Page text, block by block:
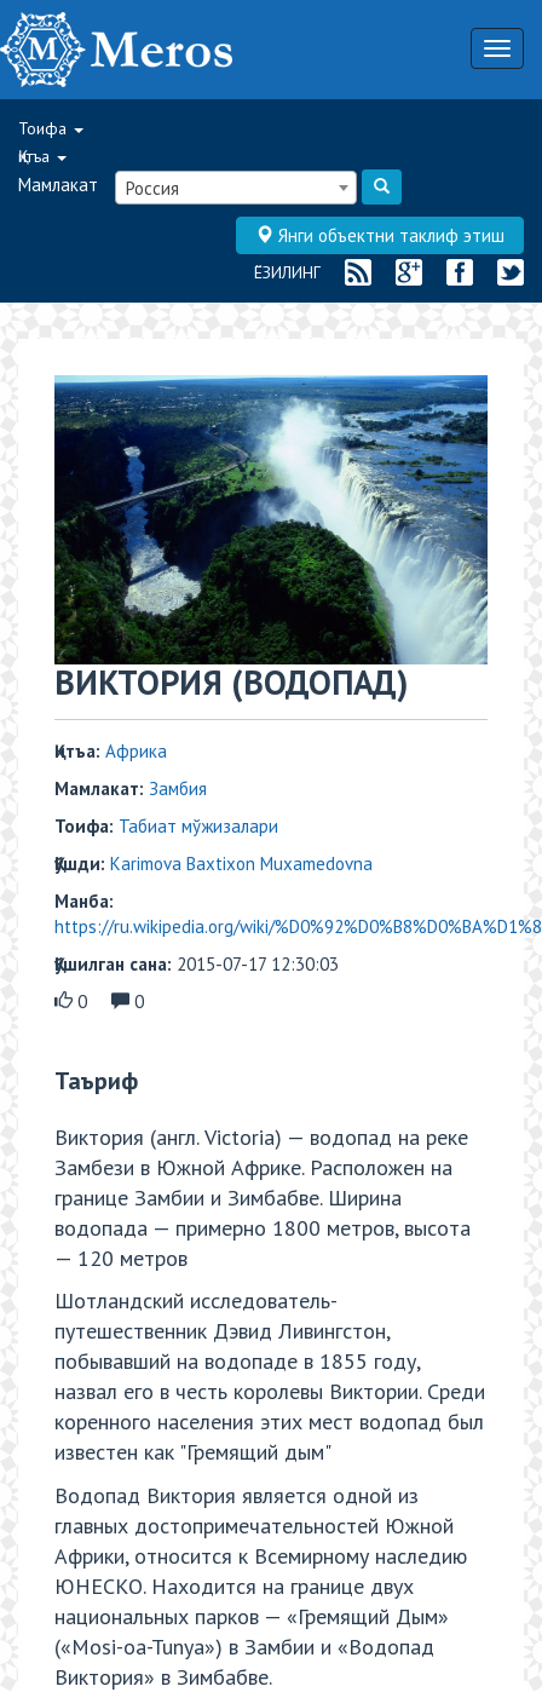
Тоифа
Қитъа
Мамлакат Россия
Янги объектни таклиф этиш
ЁЗИЛИНГ
ВИКТОРИЯ (ВОДОПАД)
Қитъа: Африка
Мамлакат: Замбия
Тоифа: Табиат мўжизалари
Қўшди: Karimova Baxtixon Muxamedovna
Манба:
https://ru.wikipedia.org/wiki/
Қўшилган сана: 2015-07-17 12:30:03
0
0
Таъриф
Виктория (англ. Victoria) — водопад на реке
Замбези в Южной Африке. Расположен на
границе Замбии и Зимбабве. Ширина
водопада — примерно 1800 метров, высота
— 120 метров
Шотландский исследователь-
путешественник Дэвид Ливингстон,
побывавший на водопаде в 1855 году,
назвал его в честь королевы Виктории. Среди
коренного населения этих мест водопад был
известен как "Гремящий дым"
Водопад Виктория является одной из
главных достопримечательностей Южной
Африки, относится к Всемирному наследию
ЮНЕСКО. Находится на границе двух
национальных парков — «Гремящий Дым»
(«Mosi-oa-Tunya») в Замбии и «Водопад
Виктория» в Зимбабве.